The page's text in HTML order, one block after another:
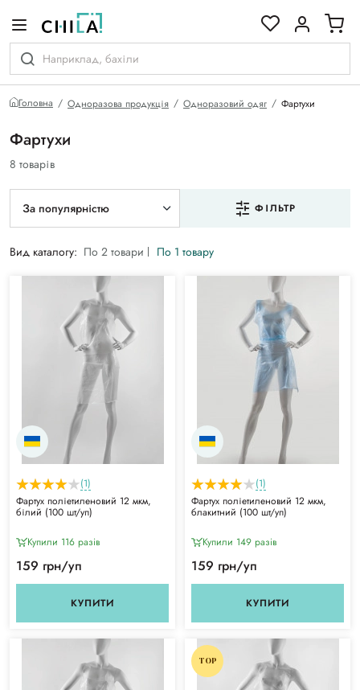
Головна Одноразова продукція Одноразовий одяг Фартухи
Фартухи
8 товарів
За популярністю ФІЛЬТР
Вид каталогу: По 2 товари По 1 товару
(1)
Фартух поліетиленовий 12 мкм,
білий (100 шт/уп)
Купили 116 разiв
159 грн/уп
КУПИТИ
(1)
Фартух поліетиленовий 12 мкм,
блакитний (100 шт/уп)
Купили 149 разiв
159 грн/уп
КУПИТИ
TOP
гамі